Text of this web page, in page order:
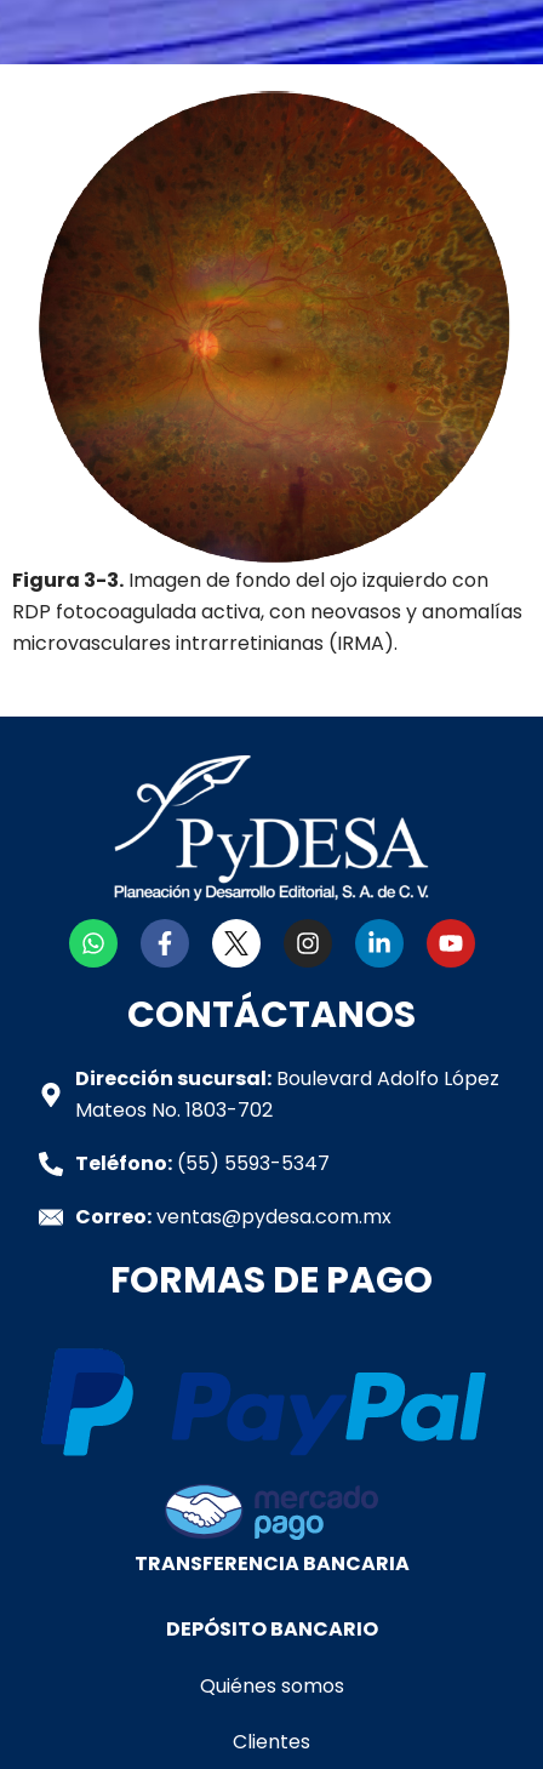
Figura 3-3. Imagen de fondo del ojo izquierdo con
RDP fotocoagulada activa, con neovasos y anomalías
microvasculares intrarretinianas (IRMA).
W
h
p
p
F
a
e
b
o
k
-
I
n
t
a
r
L
i
k
e
i
Y
o
e
CONTÁCTANOS
Dirección sucursal: Boulevard Adolfo López
Mateos No. 1803-702
Teléfono: (55) 5593-5347
Correo:ventas@pydesa.com.mx
FORMAS DE PAGO
TRANSFERENCIA BANCARIA
DEPÓSITO BANCARIO
Quiénes somos
Clientes